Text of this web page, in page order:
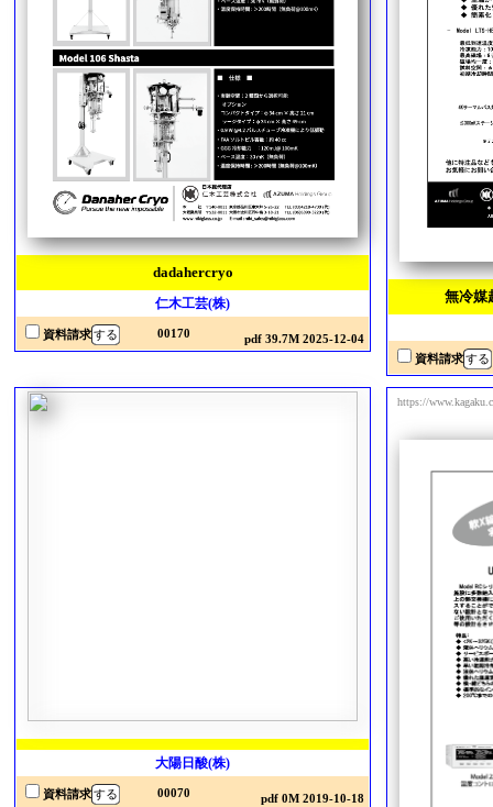
dadahercryo
仁木工芸(株)
資料請求 00170 pdf 39.7M 2025-12-04
無冷媒
資料請求
大陽日酸(株)
資料請求 00070 pdf 0M 2019-10-18
https://